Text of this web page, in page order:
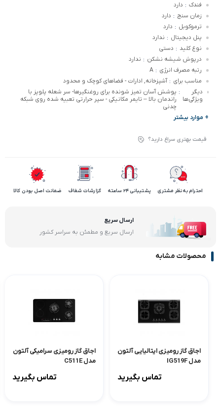
فندک : دارد
زمان سنج : دارد
ترموکوبل : دارد
پنل دیجیتال : ندارد
نوع کلید : دستی
درپوش شیشه نشکن : ندارد
رتبه مصرف انرژی :
A
مناسب برای : آشپزخانه, ادارات - فضاهای کوچک و محدود
دیگر
ویژگی‌ها
: پوشش آسان تمیز شونده برای روغنگیرها- سر شعله پلوپز با
راندمان بالا – تایمر مکانیکی - سپر حرارتی تعبیه شده روی شبکه
چدنی
+ موارد بیشتر
قیمت بهتری سراغ دارید؟
احترام به نظر مشتری پشتیبانی 24 ساعته گزارشات شفاف ضمانت اصل بودن کالا
ارسال سریع
ارسال سریع و مطمئن به سراسر کشور
محصولات مشابه
اجاق گاز رومیزی ایتالیایی آلتون
مدل IG519F
تماس بگیرید
اجاق گاز رومیزی سرامیکی آلتون
مدل C511E
تماس بگیرید